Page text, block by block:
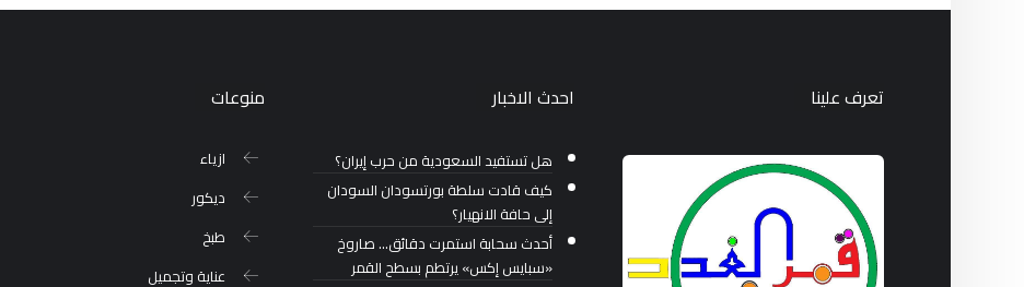
تعرف علينا احدث الاخبار
هل تستفيد السعودية من حرب إيران؟
كيف قادت سلطة بورتسودان السودان
إلى حافة الانهيار؟
أحدث سحابة استمرت دقائق… صاروخ
«سبايس إكس» يرتطم بسطح القمر
منوعات
ازياء
ديكور
طبخ
عناية وتجميل